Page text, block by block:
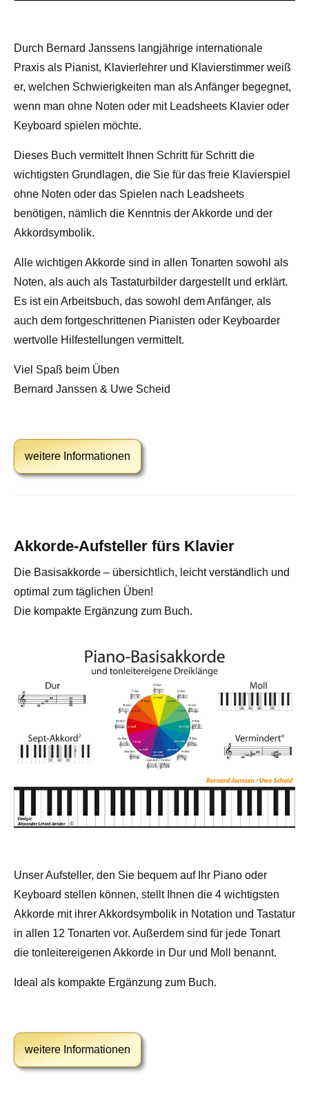
Durch Bernard Janssens langjährige internationale
Praxis als Pianist, Klavierlehrer und Klavierstimmer weiß
er, welchen Schwierigkeiten man als Anfänger begegnet,
wenn man ohne Noten oder mit Leadsheets Klavier oder
Keyboard spielen möchte.
Dieses Buch vermittelt Ihnen Schritt für Schritt die
wichtigsten Grundlagen, die Sie für das freie Klavierspiel
ohne Noten oder das Spielen nach Leadsheets
benötigen, nämlich die Kenntnis der Akkorde und der
Akkordsymbolik.
Alle wichtigen Akkorde sind in allen Tonarten sowohl als
Noten, als auch als Tastaturbilder dargestellt und erklärt.
Es ist ein Arbeitsbuch, das sowohl dem Anfänger, als
auch dem fortgeschrittenen Pianisten oder Keyboarder
wertvolle Hilfestellungen vermittelt.
Viel Spaß beim Üben
Bernard Janssen & Uwe Scheid
weitere Informationen
Akkorde-Aufsteller fürs Klavier
Die Basisakkorde – übersichtlich, leicht verständlich und
optimal zum täglichen Üben!
Die kompakte Ergänzung zum Buch.
Unser Aufsteller, den Sie bequem auf Ihr Piano oder
Keyboard stellen können, stellt Ihnen die 4 wichtigsten
Akkorde mit ihrer Akkordsymbolik in Notation und Tastatur
in allen 12 Tonarten vor. Außerdem sind für jede Tonart
die tonleitereigenen Akkorde in Dur und Moll benannt.
Ideal als kompakte Ergänzung zum Buch.
weitere Informationen